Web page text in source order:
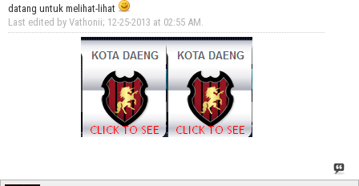
datang untuk melihat-lihat
Last edited by Vathonii; 12-25-2013 at 02:55 AM.